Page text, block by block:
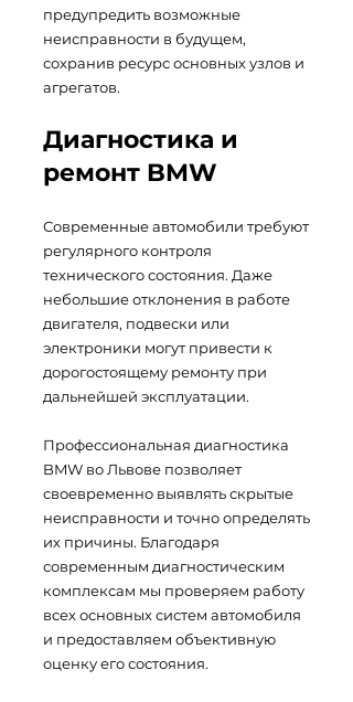
предупредить возможные
неисправности в будущем,
сохранив ресурс основных узлов и
агрегатов.
Диагностика и
ремонт BMW
Современные автомобили требуют
регулярного контроля
технического состояния. Даже
небольшие отклонения в работе
двигателя, подвески или
электроники могут привести к
дорогостоящему ремонту при
дальнейшей эксплуатации.
Профессиональная диагностика
BMW во Львове позволяет
своевременно выявлять скрытые
неисправности и точно определять
их причины. Благодаря
современным диагностическим
комплексам мы проверяем работу
всех основных систем автомобиля
и предоставляем объективную
оценку его состояния.